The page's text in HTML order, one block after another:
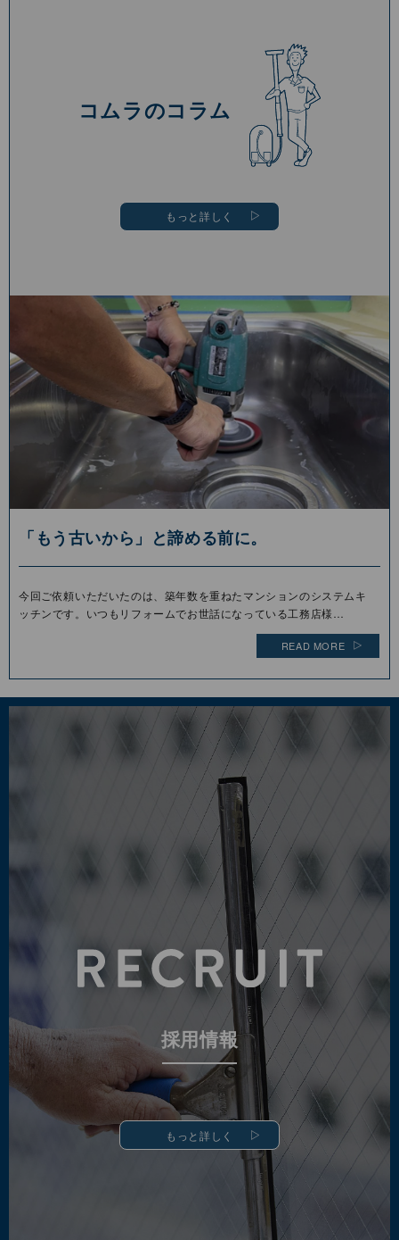
コムラのコラム
もっと詳しく
「もう古いから」と諦める前に。
今回ご依頼いただいたのは、築年数を重ねたマンションのシステムキ
ッチンです。いつもリフォームでお世話になっている工務店様…
READ MORE
採用情報
もっと詳しく